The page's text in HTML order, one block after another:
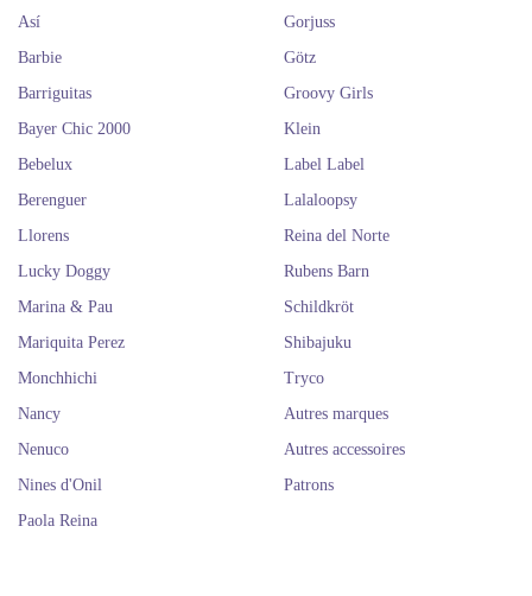
Así
Barbie
Barriguitas
Bayer Chic 2000
Bebelux
Berenguer
Gorjuss
Götz
Groovy Girls
Klein
Label Label
Lalaloopsy
Llorens
Lucky Doggy
Marina & Pau
Mariquita Perez
Monchhichi
Nancy
Nenuco
Nines d'Onil
Paola Reina
Reina del Norte
Rubens Barn
Schildkröt
Shibajuku
Tryco
Autres marques
Autres accessoires
Patrons